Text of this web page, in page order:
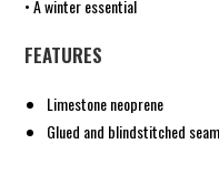
• A winter essential
FEATURES
Limestone neoprene
Glued and blindstitched